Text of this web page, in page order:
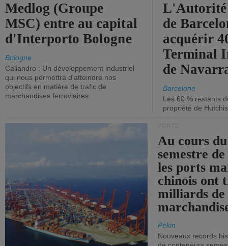
Medlog (Groupe
MSC) entre au capital
d'Interporto Bologne
Bologne
Caliandro : Un développement industriel
qui nous permettra d'atteindre nos
objectifs en matière de trafic de
marchandises ferroviaires.
de
acquérir
Terminal
de
Barcelone
Les 60 % restants
propriété de
Au cours
semestre
les ports
chinois ont
milliards de
Pékin
Nouveaux records